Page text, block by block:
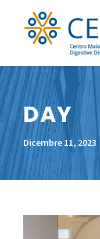
DAY
Dicembre 11, 2023